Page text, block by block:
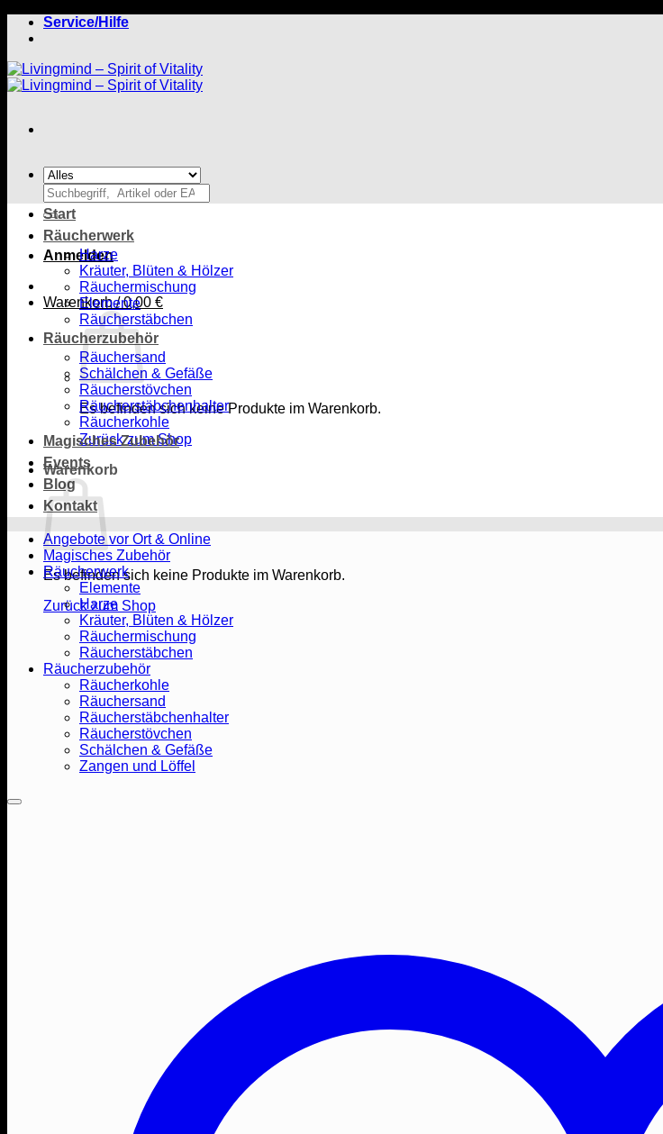
Zum
Inhalt
Service/Hilfe
Suchen
nach:
Anmelden
Warenkorb /0,00 €
Es befinden sich keine Produkte im Warenkorb.
Zurück zum Shop
Warenkorb
Es befinden sich keine Produkte im Warenkorb.
Zurück zum Shop
Start
Räucherwerk
Harze
Kräuter, Blüten & Hölzer
Räuchermischung
Elemente
Räucherstäbchen
Räucherzubehör
Räuchersand
Schälchen & Gefäße
Räucherstövchen
Räucherstäbchenhalter
Räucherkohle
Magisches Zubehör
Events
Blog
Kontakt
Angebote vor Ort & Online
Magisches Zubehör
Räucherwerk
Elemente
Harze
Kräuter, Blüten & Hölzer
Räuchermischung
Räucherstäbchen
Räucherzubehör
Räucherkohle
Räuchersand
Räucherstäbchenhalter
Räucherstövchen
Schälchen & Gefäße
Zangen und Löffel